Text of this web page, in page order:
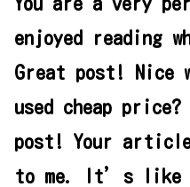
enjoyed reading
Great post! Nice
used cheap
post! Your article
to me. It’s like